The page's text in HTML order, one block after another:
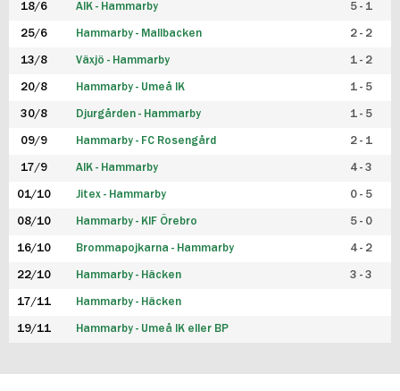
18/6 AIK - Hammarby 5 - 1
25/6 Hammarby - Mallbacken 2 - 2
13/8 Växjö - Hammarby 1 - 2
20/8 Hammarby - Umeå IK 1 - 5
30/8 Djurgården - Hammarby 1 - 5
09/9 Hammarby - FC Rosengård 2 - 1
17/9 AIK - Hammarby 4 - 3
01/10 Jitex - Hammarby 0 - 5
08/10 Hammarby - KIF Örebro 5 - 0
16/10 Brommapojkarna - Hammarby 4 - 2
22/10 Hammarby - Häcken 3 - 3
17/11 Hammarby - Häcken
19/11 Hammarby - Umeå IK eller BP